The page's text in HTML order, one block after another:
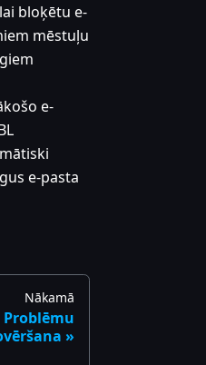
bloķētu e-
mēstuļu
e-
e-pasta
Nākamā
Problēmu